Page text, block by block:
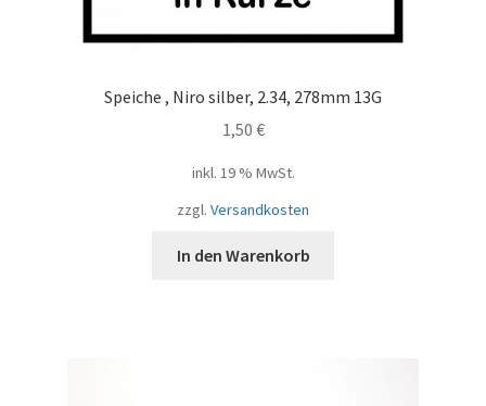
Speiche , Niro silber, 2.34, 278mm 13G
1,50 €
inkl. 19 % MwSt.
zzgl. Versandkosten
In den Warenkorb